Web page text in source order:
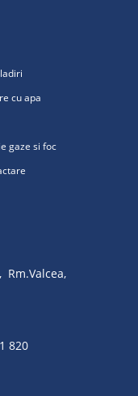
cu apa
gaze si foc
820